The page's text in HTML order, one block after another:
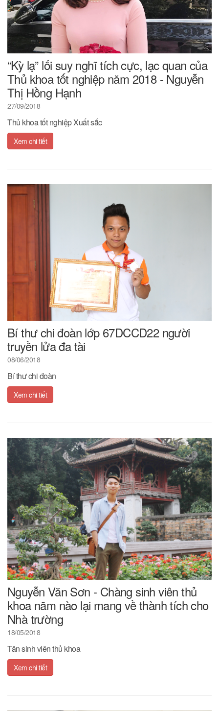
“Kỳ lạ” lối suy nghĩ tích cực, lạc quan của
Thủ khoa tốt nghiệp năm 2018 - Nguyễn
Thị Hồng Hạnh
27/09/2018
Thủ khoa tốt nghiệp Xuất sắc
Xem chi tiết
Bí thư chi đoàn lớp 67DCCD22 người
truyền lửa đa tài
08/06/2018
Bí thư chi đoàn
Xem chi tiết
Nguyễn Văn Sơn - Chàng sinh viên thủ
khoa năm nào lại mang về thành tích cho
Nhà trường
18/05/2018
Tân sinh viên thủ khoa
Xem chi tiết